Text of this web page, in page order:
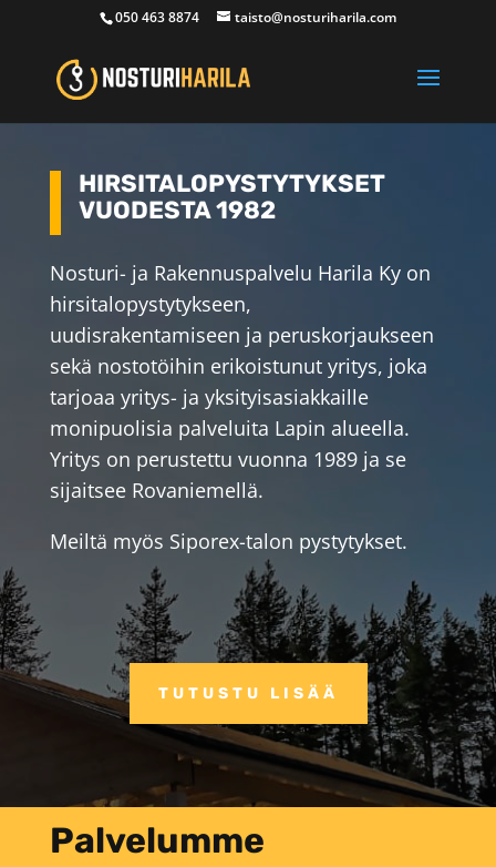
050 463 8874 taisto@nosturiharila.com
HIRSITALOPYSTYTYKSET
VUODESTA 1982
Nosturi- ja Rakennuspalvelu Harila Ky on
hirsitalopystytykseen,
uudisrakentamiseen ja peruskorjaukseen
sekä nostotöihin erikoistunut yritys, joka
tarjoaa yritys- ja yksityisasiakkaille
monipuolisia palveluita Lapin alueella.
Yritys on perustettu vuonna 1989 ja se
sijaitsee Rovaniemellä.
Meiltä myös Siporex-talon pystytykset.
TUTUSTU LISÄÄ
Palvelumme